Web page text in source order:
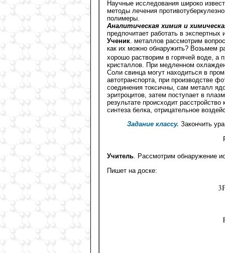
Научные исследования широко
методы лечения
полимеры.
Аналитическая химия и
предпочитает работать в экспертных
Ученик . металлов рассмотрим
как их можно обнаружить? Возьмем
хорошо растворим в горячей воде, а
кристаллов. При медленном
Соли свинца могут находиться в
автотранспорта, при производстве
соединения токсичны, сам металл
эритроцитов, затем поступает в
результате происходит
синтеза белка, отрицательное
Задание классу. Закончить
Учитель. Рассмотрим обнаружение
Пишет на доске: